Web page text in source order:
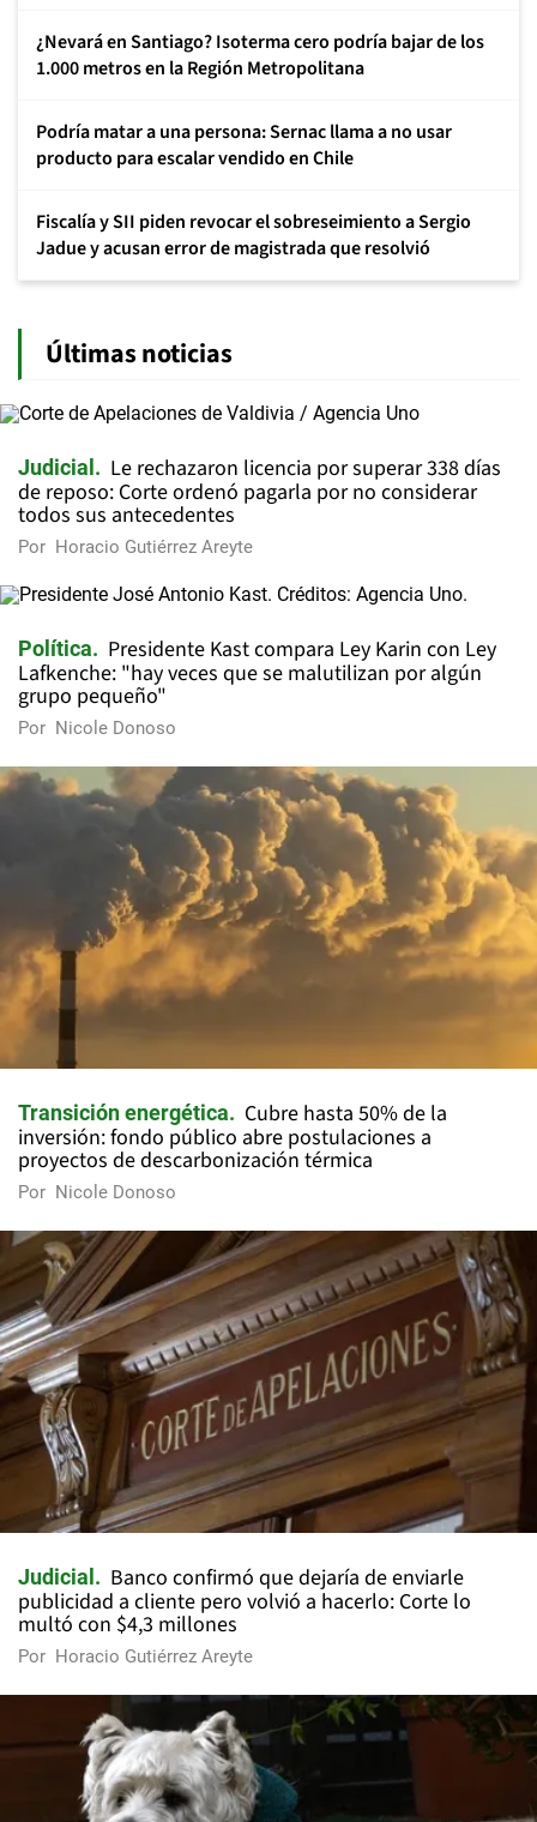
¿Nevará en Santiago? Isoterma cero podría bajar de los
1.000 metros en la Región Metropolitana
Podría matar a una persona: Sernac llama a no usar
producto para escalar vendido en Chile
Fiscalía y SII piden revocar el sobreseimiento a Sergio
Jadue y acusan error de magistrada que resolvió
Últimas noticias
Judicial
Le rechazaron licencia por superar 338 días
de reposo: Corte ordenó pagarla por no considerar
todos sus antecedentes
Por Horacio Gutiérrez Areyte
Política
Presidente Kast compara Ley Karin con Ley
Lafkenche: "hay veces que se malutilizan por algún
grupo pequeño"
Por Nicole Donoso
Transición energética
Cubre hasta 50% de la
inversión: fondo público abre postulaciones a
proyectos de descarbonización térmica
Por Nicole Donoso
Judicial
Banco confirmó que dejaría de enviarle
publicidad a cliente pero volvió a hacerlo: Corte lo
multó con $4,3 millones
Por Horacio Gutiérrez Areyte